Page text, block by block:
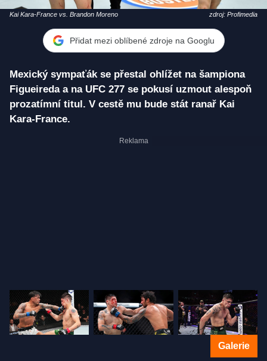
Kai Kara-France vs. Brandon Moreno zdroj: Profimedia
Přidat mezi oblíbené zdroje na Googlu
Mexický sympaťák se přestal ohlížet na šampiona
Figueireda a na UFC 277 se pokusí uzmout alespoň
prozatímní titul. V cestě mu bude stát ranař Kai
Kara-France.
Galerie